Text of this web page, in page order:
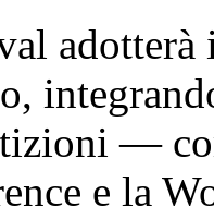
adotterà
—
e la